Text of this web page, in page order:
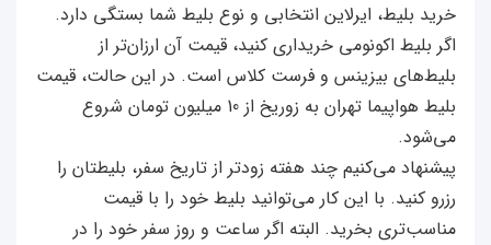
خرید بلیط، ایرلاین انتخابی و نوع بلیط شما بستگی دارد.
اگر بلیط اکونومی خریداری کنید، قیمت آن ارزان‌تر از
بلیط‌های بیزینس و فرست کلاس است. در این حالت، قیمت
بلیط هواپیما تهران به زوریخ از 10 میلیون تومان شروع
می‌شود.
پیشنهاد می‌کنیم چند هفته زودتر از تاریخ سفر، بلیطتان را
رزرو کنید. با این کار می‌توانید بلیط خود را با قیمت
مناسب‌تری بخرید. البته اگر ساعت و روز سفر خود را در